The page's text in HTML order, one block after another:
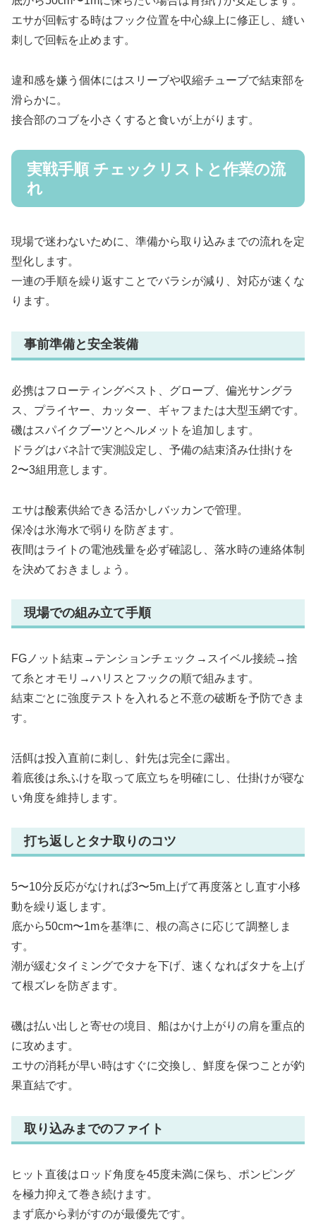
エサが回転する時はフック位置を中心線上に修正し、縫い
刺しで回転を止めます。
違和感を嫌う個体にはスリーブや収縮チューブで結束部を
滑らかに。
接合部のコブを小さくすると食いが上がります。
実戦手順 チェックリストと作業の流
れ
現場で迷わないために、準備から取り込みまでの流れを定
型化します。
一連の手順を繰り返すことでバラシが減り、対応が速くな
ります。
事前準備と安全装備
必携はフローティングベスト、グローブ、偏光サングラ
ス、プライヤー、カッター、ギャフまたは大型玉網です。
磯はスパイクブーツとヘルメットを追加します。
ドラグはバネ計で実測設定し、予備の結束済み仕掛けを
2〜3組用意します。
エサは酸素供給できる活かしバッカンで管理。
保冷は氷海水で弱りを防ぎます。
夜間はライトの電池残量を必ず確認し、落水時の連絡体制
を決めておきましょう。
現場での組み立て手順
FGノット結束→テンションチェック→スイベル接続→捨
て糸とオモリ→ハリスとフックの順で組みます。
結束ごとに強度テストを入れると不意の破断を予防できま
す。
活餌は投入直前に刺し、針先は完全に露出。
着底後は糸ふけを取って底立ちを明確にし、仕掛けが寝な
い角度を維持します。
打ち返しとタナ取りのコツ
5〜10分反応がなければ3〜5m上げて再度落とし直す小移
動を繰り返します。
底から50cm〜1mを基準に、根の高さに応じて調整しま
す。
潮が緩むタイミングでタナを下げ、速くなればタナを上げ
て根ズレを防ぎます。
磯は払い出しと寄せの境目、船はかけ上がりの肩を重点的
に攻めます。
エサの消耗が早い時はすぐに交換し、鮮度を保つことが釣
果直結です。
取り込みまでのファイト
ヒット直後はロッド角度を45度未満に保ち、ポンピング
を極力抑えて巻き続けます。
まず底から剥がすのが最優先です。